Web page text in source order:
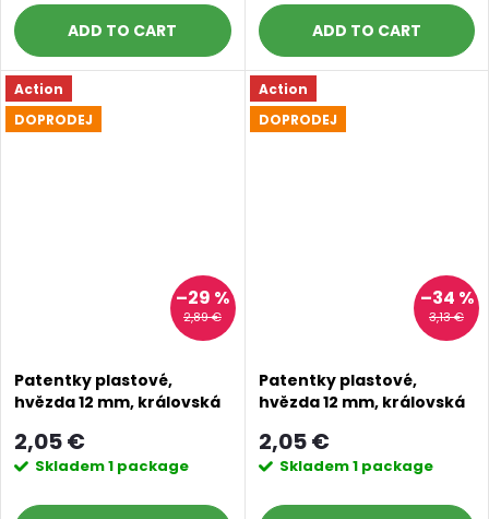
ADD TO CART ADD TO CART
Action
DOPRODEJ
2,89 €
–29 %
Patentky plastové,
hvězda 12 mm, královská
2,05 €
Skladem1 package
Action
DOPRODEJ
3,13 €
–34 %
Patentky plastové,
hvězda 12 mm, královská
2,05 €
Skladem1 package